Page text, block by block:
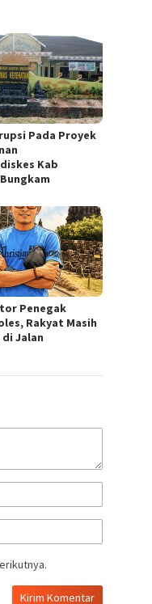
Pada Proyek
Kab
Penegak
Rakyat Masih
Jalan